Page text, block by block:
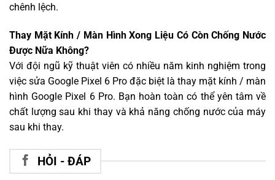
chênh lệch.
Thay Mặt Kính / Màn Hình Xong Liệu Có Còn Chống Nước
Được Nữa Không?
Với đội ngũ kỹ thuật viên có nhiều năm kinh nghiệm trong
việc sửa Google Pixel 6 Pro đặc biệt là thay mặt kính / màn
hình Google Pixel 6 Pro. Bạn hoàn toàn có thể yên tâm về
chất lượng sau khi thay và khả năng chống nước của máy
sau khi thay.
HỎI - ĐÁP